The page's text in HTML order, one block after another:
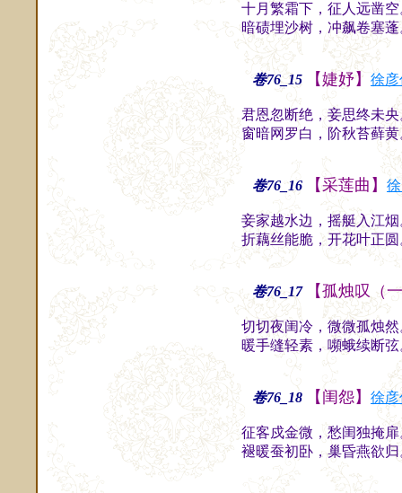
十月繁霜下，征人远凿
暗碛埋沙树，冲飙卷塞
卷76_15 【婕妤】 徐彦
君恩忽断绝，妾思终未
窗暗网罗白，阶秋苔藓
卷76_16 【采莲曲】
妾家越水边，摇艇入江
折藕丝能脆，开花叶正
卷76_17 【孤烛叹（
切切夜闺冷，微微孤烛
暖手缝轻素，嚬蛾续断
卷76_18 【闺怨】 徐彦
征客戍金微，愁闺独掩
褪暖蚕初卧，巢昏燕欲